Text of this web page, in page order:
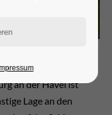
an der Havel ist
Lage an den